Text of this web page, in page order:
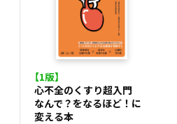
【1版】
心不全のくすり超入門
なんで？をなるほど！に
変える本